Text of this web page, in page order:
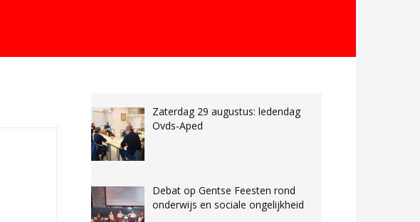
Zaterdag 29 augustus: ledendag
Ovds-Aped
Debat op Gentse Feesten rond
onderwijs en sociale ongelijkheid